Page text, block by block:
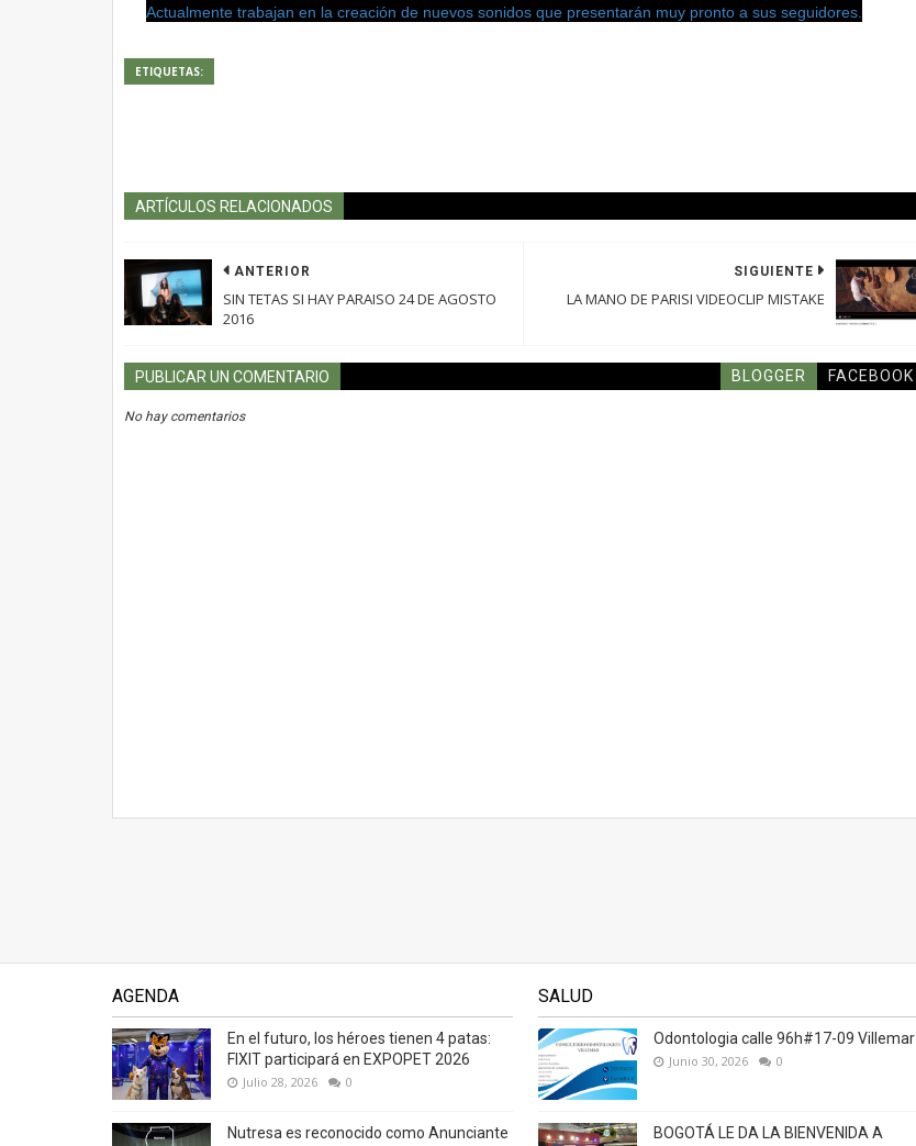
Actualmente trabajan en la creación de nuevos sonidos que presentarán muy pronto a sus seguidores.
ETIQUETAS:
ARTÍCULOS RELACIONADOS
SIGUIENTE
LA MANO DE PARISI VIDEOCLIP MISTAKE
ANTERIOR
SIN TETAS SI HAY PARAISO 24 DE AGOSTO
2016
PUBLICAR UN COMENTARIO BLOGGER FACEBOOK
No hay comentarios
AGENDA
En el futuro, los héroes tienen 4 patas:
FIXIT participará en EXPOPET 2026
Julio 28, 2026 0
Nutresa es reconocido como Anunciante
SALUD
Odontologia calle 96h#17-09 Villemar
Junio 30, 2026 0
BOGOTÁ LE DA LA BIENVENIDA A